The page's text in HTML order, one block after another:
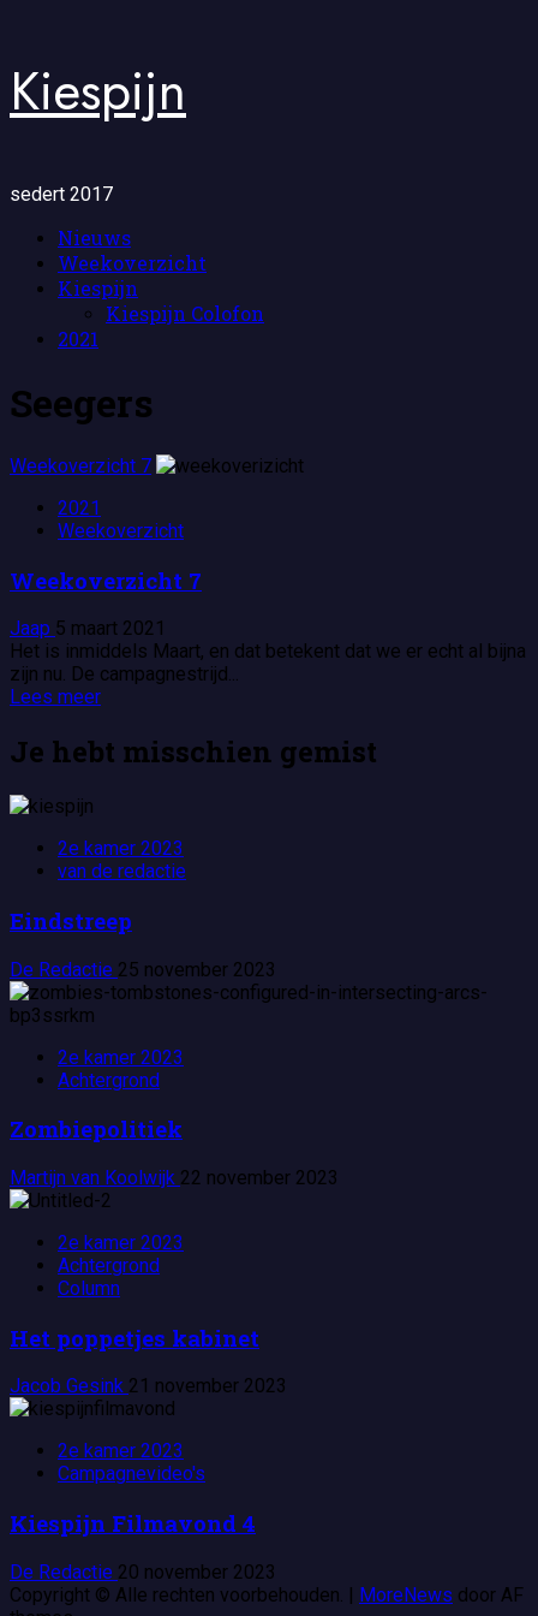
naar
de
Kiespijn
sedert 2017
Primair
menu
Nieuws
Weekoverzicht
Kiespijn
Kiespijn Colofon
2021
Seegers
Weekoverzicht 7
2021
Weekoverzicht
Weekoverzicht 7
Jaap 5 maart 2021
Het is inmiddels Maart, en dat betekent dat we er echt al bijna
zijn nu. De campagnestrijd...
Lees meerLees
over
Weekoverzicht
Je hebt misschien gemist
2e kamer 2023
van de redactie
Eindstreep
De Redactie 25 november 2023
2e kamer 2023
Achtergrond
Zombiepolitiek
Martijn van Koolwijk 22 november 2023
2e kamer 2023
Achtergrond
Column
Het poppetjes kabinet
Jacob Gesink 21 november 2023
2e kamer 2023
Campagnevideo's
Kiespijn Filmavond 4
De Redactie 20 november 2023
Copyright © Alle rechten voorbehouden. | MoreNews door AF